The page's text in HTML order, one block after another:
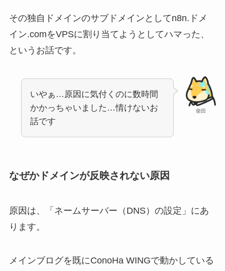
その独自ドメインのサブドメインとしてn8n.ドメ
イン.comをVPSに割り当てようとしてハマった、
というお話です。
柴田
いやぁ…原因に気付くのに数時間
かかっちゃいました…情けないお
話です
なぜかドメインが反映されない原因
原因は、「ネームサーバー（DNS）の設定」にあ
ります。
メインブログを既にConoHa WINGで動かしている